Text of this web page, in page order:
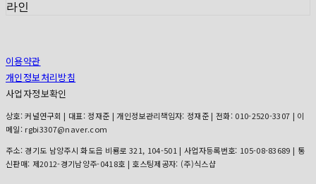
라인
이용약관
개인정보처리방침
사업자정보확인
상호: 커널연구회 | 대표: 정재준 | 개인정보관리책임자: 정재준 | 전화: 010-2520-3307 | 이
메일: rgbi3307@naver.com
주소: 경기도 남양주시 화도읍 비룡로 321, 104-501 | 사업자등록번호: 105-08-83689 | 통
신판매: 제2012-경기남양주-0418호 | 호스팅제공자: (주)식스샵